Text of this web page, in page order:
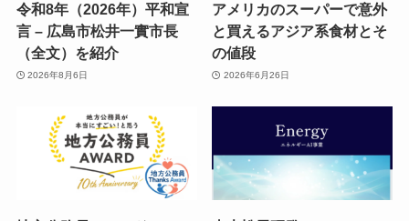
令和8年（2026年）平和宣
言 – 広島市松井一實市長
（全文）を紹介
2026年8月6日
アメリカのスーパーで意外
と買えるアジア系食材とそ
の値段
2026年6月26日